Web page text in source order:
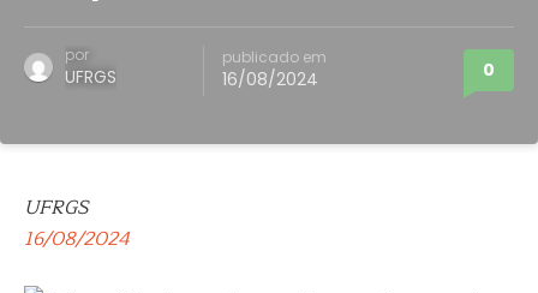
por
UFRGS
publicado em
16/08/2024 0
UFRGS
16/08/2024